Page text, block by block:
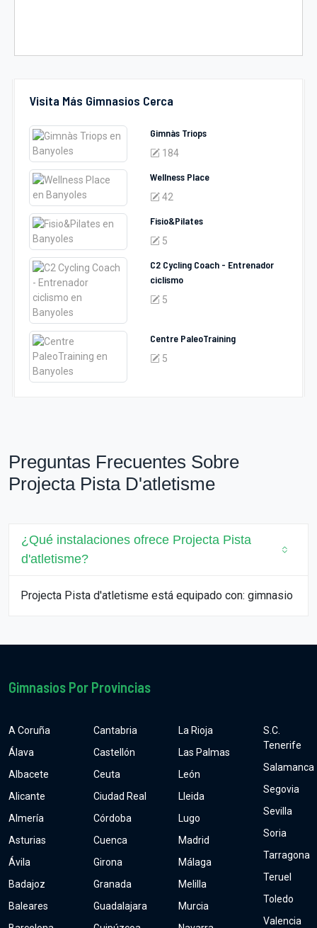
Visita Más Gimnasios Cerca
Gimnàs Triops
184
Wellness Place
42
Fisio&Pilates
5
C2 Cycling Coach - Entrenador
ciclismo
5
Centre PaleoTraining
5
Preguntas Frecuentes Sobre
Projecta Pista D'atletisme
¿Qué instalaciones ofrece Projecta Pista
d'atletisme?
Projecta Pista d'atletisme está equipado con: gimnasio
Gimnasios Por Provincias
A Coruña
Álava
Albacete
Alicante
Almería
Asturias
Ávila
Badajoz
Baleares
Cantabria
Castellón
Ceuta
Ciudad Real
Córdoba
Cuenca
Girona
Granada
Guadalajara
La Rioja
Las Palmas
León
Lleida
Lugo
Madrid
Málaga
Melilla
Murcia
S.C.
Tenerife
Salamanca
Segovia
Sevilla
Soria
Tarragona
Teruel
Toledo
Valencia